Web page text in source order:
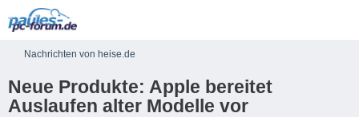
Nachrichten von heise.de
Neue Produkte: Apple bereitet
Auslaufen alter Modelle vor